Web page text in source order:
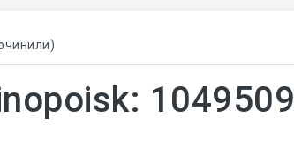
1049509